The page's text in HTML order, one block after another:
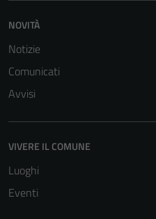
NOVITÀ
Notizie
Comunicati
Avvisi
VIVERE IL COMUNE
Luoghi
Eventi